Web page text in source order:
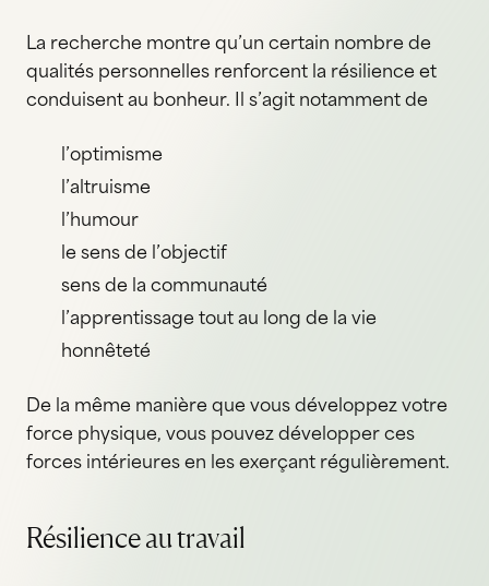
La recherche montre qu’un certain nombre de
qualités personnelles renforcent la résilience et
conduisent au bonheur. Il s’agit notamment de
l’optimisme
l’altruisme
l’humour
le sens de l’objectif
sens de la communauté
l’apprentissage tout au long de la vie
honnêteté
De la même manière que vous développez votre
force physique, vous pouvez développer ces
forces intérieures en les exerçant régulièrement.
Résilience au travail